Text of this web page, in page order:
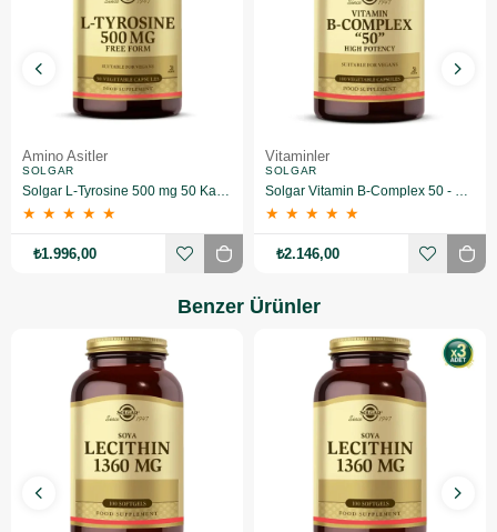
Amino Asitler
SOLGAR
Solgar L-Tyrosine 500 mg 50 Kapsül 3 Adet
★ ★ ★ ★ ★
₺1.996,00
Vitaminler
SOLGAR
Solgar Vitamin B-Complex 50 - 100 Bitkisel Kapsül 3 Adet
★ ★ ★ ★ ★
₺2.146,00
Benzer Ürünler